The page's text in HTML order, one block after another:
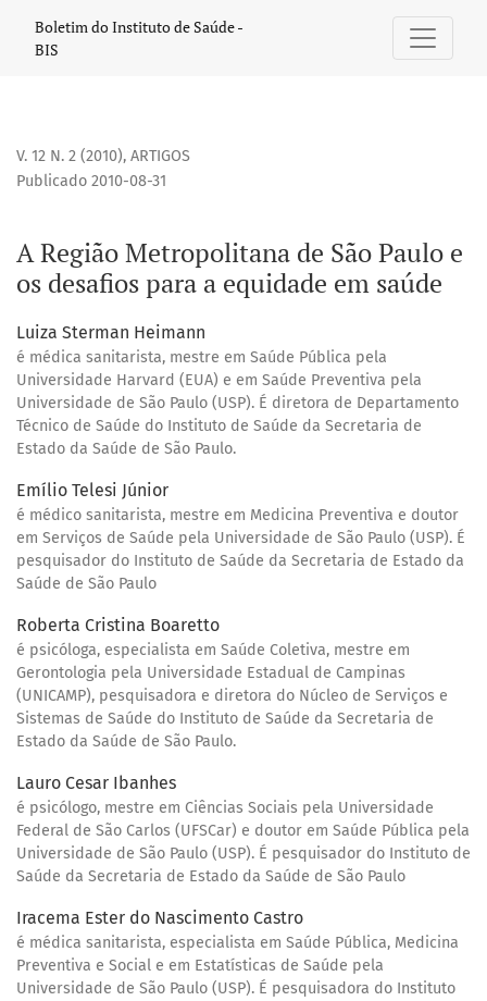
A Região Metropolitana de São Paulo e os desafios para a
Boletim do Instituto de Saúde -
BIS
V. 12 N. 2 (2010), ARTIGOS
A Região Metropolitana de São Paulo e
os desafios para a equidade em saúde
Publicado 2010-08-31
Luiza Sterman Heimann
é médica sanitarista, mestre em Saúde Pública pela
Universidade Harvard (EUA) e em Saúde Preventiva pela
Universidade de São Paulo (USP). É diretora de Departamento
Técnico de Saúde do Instituto de Saúde da Secretaria de
Estado da Saúde de São Paulo.
Emílio Telesi Júnior
é médico sanitarista, mestre em Medicina Preventiva e doutor
em Serviços de Saúde pela Universidade de São Paulo (USP). É
pesquisador do Instituto de Saúde da Secretaria de Estado da
Saúde de São Paulo
Roberta Cristina Boaretto
é psicóloga, especialista em Saúde Coletiva, mestre em
Gerontologia pela Universidade Estadual de Campinas
(UNICAMP), pesquisadora e diretora do Núcleo de Serviços e
Sistemas de Saúde do Instituto de Saúde da Secretaria de
Estado da Saúde de São Paulo.
Lauro Cesar Ibanhes
é psicólogo, mestre em Ciências Sociais pela Universidade
Federal de São Carlos (UFSCar) e doutor em Saúde Pública pela
Universidade de São Paulo (USP). É pesquisador do Instituto de
Saúde da Secretaria de Estado da Saúde de São Paulo
Iracema Ester do Nascimento Castro
é médica sanitarista, especialista em Saúde Pública, Medicina
Preventiva e Social e em Estatísticas de Saúde pela
Universidade de São Paulo (USP). É pesquisadora do Instituto